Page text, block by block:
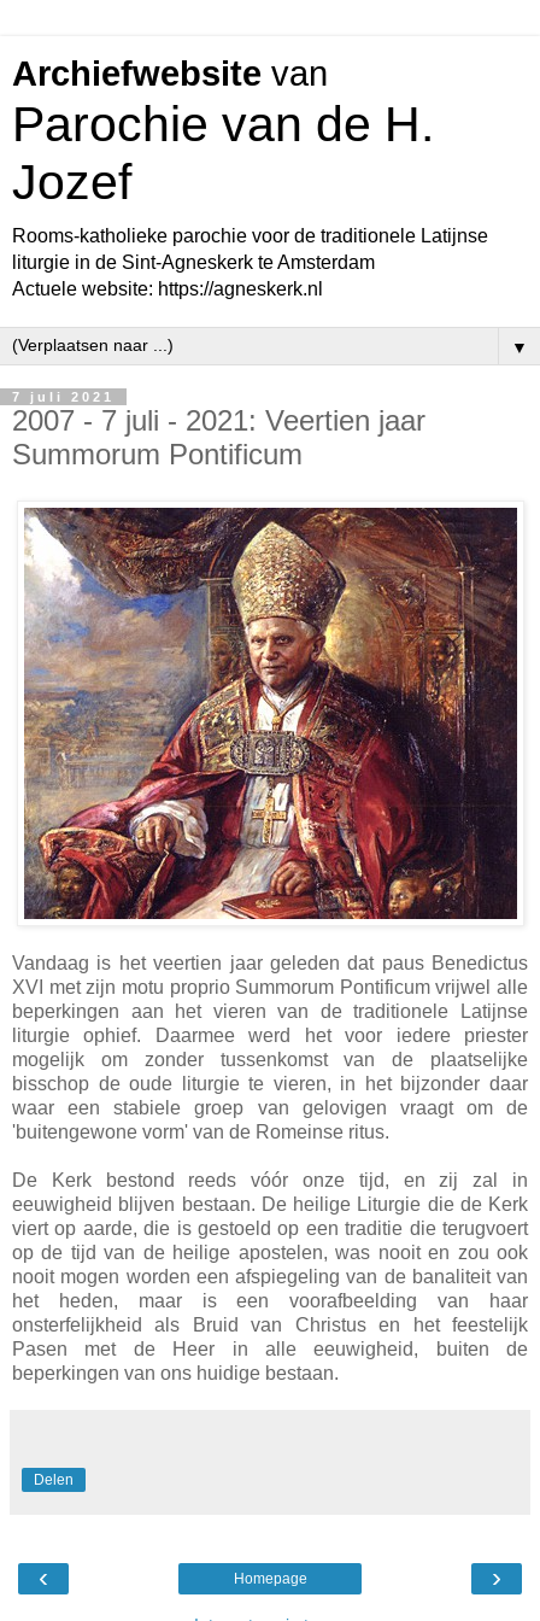
Archiefwebsite van
Parochie van de H.
Jozef
Rooms-katholieke parochie voor de traditionele Latijnse
liturgie in de Sint-Agneskerk te Amsterdam
Actuele website: https://agneskerk.nl
▼
7 juli 2021
2007 - 7 juli - 2021: Veertien jaar
Summorum Pontificum
Vandaag is het veertien jaar geleden dat paus Benedictus
XVI met zijn motu proprio Summorum Pontificum vrijwel alle
beperkingen aan het vieren van de traditionele Latijnse
liturgie ophief. Daarmee werd het voor iedere priester
mogelijk om zonder tussenkomst van de plaatselijke
bisschop de oude liturgie te vieren, in het bijzonder daar
waar een stabiele groep van gelovigen vraagt om de
'buitengewone vorm' van de Romeinse ritus.
De Kerk bestond reeds vóór onze tijd, en zij zal in
eeuwigheid blijven bestaan. De heilige Liturgie die de Kerk
viert op aarde, die is gestoeld op een traditie die terugvoert
op de tijd van de heilige apostelen, was nooit en zou ook
nooit mogen worden een afspiegeling van de banaliteit van
het heden, maar is een voorafbeelding van haar
onsterfelijkheid als Bruid van Christus en het feestelijk
Pasen met de Heer in alle eeuwigheid, buiten de
beperkingen van ons huidige bestaan.
Delen
‹ ›
Homepage